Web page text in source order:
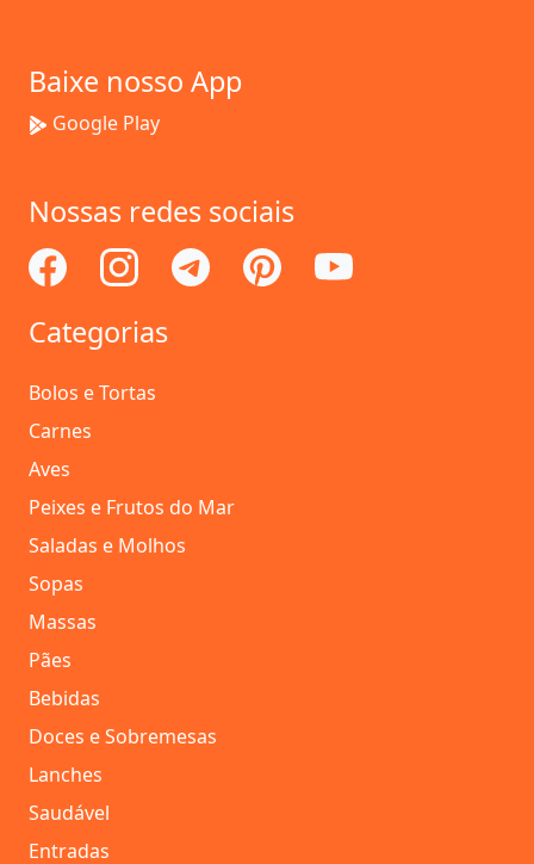
Baixe nosso App
Google Play
Nossas redes sociais
Categorias
Bolos e Tortas
Carnes
Aves
Peixes e Frutos do Mar
Saladas e Molhos
Sopas
Massas
Pães
Bebidas
Doces e Sobremesas
Lanches
Saudável
Entradas